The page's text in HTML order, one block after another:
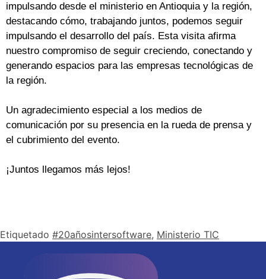
impulsando desde el ministerio en Antioquia y la región,
destacando cómo, trabajando juntos, podemos seguir
impulsando el desarrollo del país. Esta visita afirma
nuestro compromiso de seguir creciendo, conectando y
generando espacios para las empresas tecnológicas de
la región.
Un agradecimiento especial a los medios de
comunicación por su presencia en la rueda de prensa y
el cubrimiento del evento.
¡Juntos llegamos más lejos!
Etiquetado #20añosintersoftware, Ministerio TIC